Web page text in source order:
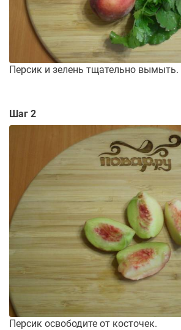
Персик и зелень тщательно вымыть.
Шаг 2
Персик освободите от косточек.